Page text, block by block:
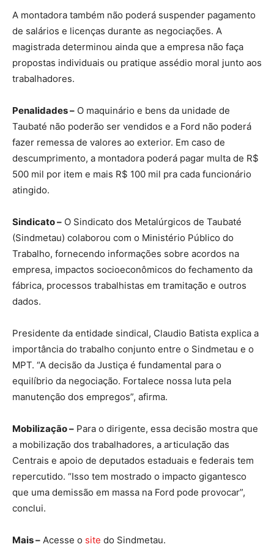
A montadora também não poderá suspender pagamento
de salários e licenças durante as negociações. A
magistrada determinou ainda que a empresa não faça
propostas individuais ou pratique assédio moral junto aos
trabalhadores.
Penalidades – O maquinário e bens da unidade de
Taubaté não poderão ser vendidos e a Ford não poderá
fazer remessa de valores ao exterior. Em caso de
descumprimento, a montadora poderá pagar multa de R$
500 mil por item e mais R$ 100 mil pra cada funcionário
atingido.
Sindicato – O Sindicato dos Metalúrgicos de Taubaté
(Sindmetau) colaborou com o Ministério Público do
Trabalho, fornecendo informações sobre acordos na
empresa, impactos socioeconômicos do fechamento da
fábrica, processos trabalhistas em tramitação e outros
dados.
Presidente da entidade sindical, Claudio Batista explica a
importância do trabalho conjunto entre o Sindmetau e o
MPT. “A decisão da Justiça é fundamental para o
equilíbrio da negociação. Fortalece nossa luta pela
manutenção dos empregos”, afirma.
Mobilização – Para o dirigente, essa decisão mostra que
a mobilização dos trabalhadores, a articulação das
Centrais e apoio de deputados estaduais e federais tem
repercutido. “Isso tem mostrado o impacto gigantesco
que uma demissão em massa na Ford pode provocar”,
conclui.
Mais – Acesse o site do Sindmetau.